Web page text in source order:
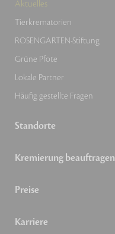
Aktuelles
Tierkrematorien
ROSENGARTEN-Stiftung
Grüne Pfote
Lokale Partner
Häufig gestellte Fragen
Standorte
Kremierung beauftragen
Preise
Karriere